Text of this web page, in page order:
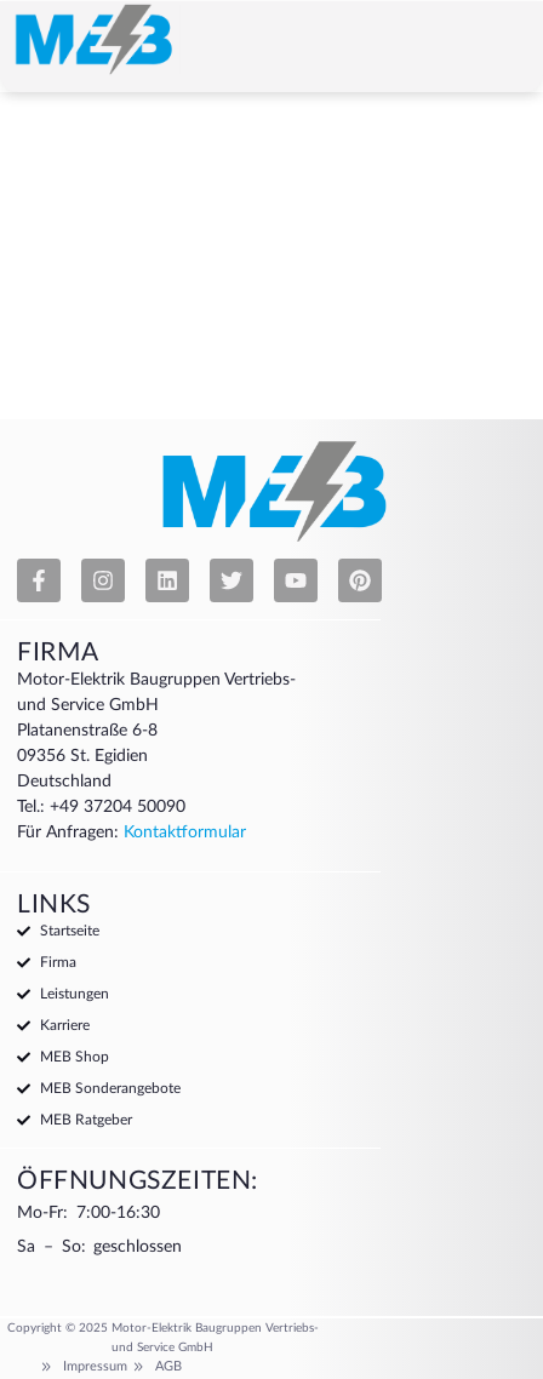
FIRMA
Motor-Elektrik Baugruppen Vertriebs-
und Service GmbH
Platanenstraße 6-8
09356 St. Egidien
Deutschland
Tel.: +49 37204 50090
Für Anfragen: Kontaktformular
LINKS
Startseite
Firma
Leistungen
Karriere
MEB Shop
MEB Sonderangebote
MEB Ratgeber
ÖFFNUNGSZEITEN:
Mo-Fr: 7:00-16:30
Sa – So: geschlossen
Copyright © 2025 Motor-Elektrik Baugruppen Vertriebs-
und Service GmbH
Impressum
AGB